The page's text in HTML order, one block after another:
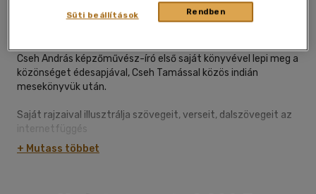
Konkrét Könyvek Kft|2016 magyar nyelvű|
Cseh András képzőművész-író első saját könyvével lepi meg a
közönséget édesapjával, Cseh Tamással közös indián
mesekönyvük után.
Saját rajzaival illusztrálja szövegeit, verseit, dalszövegeit az
internetfüggés
témájában, egyedi különleges stílusával és humorával.
+ Mutass többet
Rendben
Süti beállítások